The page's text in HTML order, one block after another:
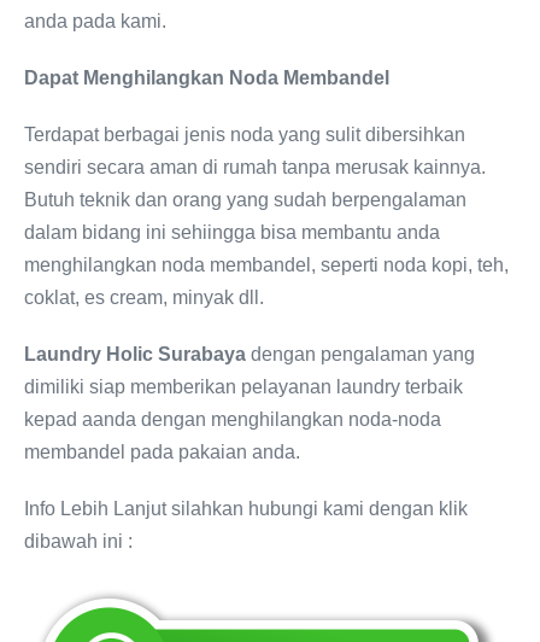
anda pada kami.
Dapat Menghilangkan Noda Membandel
Terdapat berbagai jenis noda yang sulit dibersihkan
sendiri secara aman di rumah tanpa merusak kainnya.
Butuh teknik dan orang yang sudah berpengalaman
dalam bidang ini sehiingga bisa membantu anda
menghilangkan noda membandel, seperti noda kopi, teh,
coklat, es cream, minyak dll.
Laundry Holic Surabaya dengan pengalaman yang
dimiliki siap memberikan pelayanan laundry terbaik
kepad aanda dengan menghilangkan noda-noda
membandel pada pakaian anda.
Info Lebih Lanjut silahkan hubungi kami dengan klik
dibawah ini :